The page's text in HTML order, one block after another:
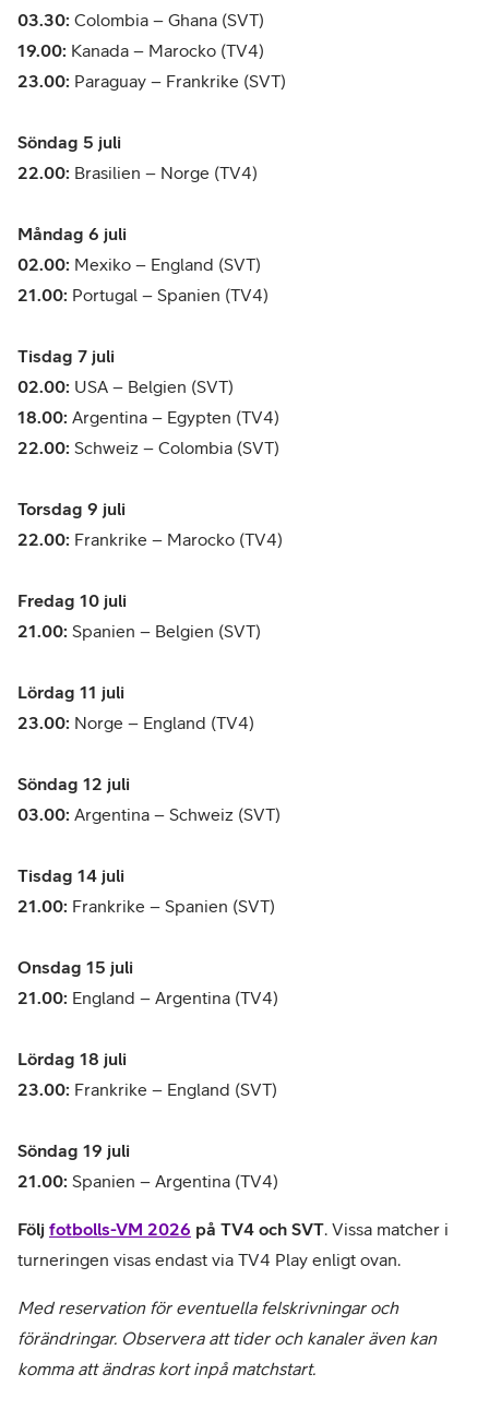
03.30: Colombia – Ghana (SVT)
19.00: Kanada – Marocko (TV4)
23.00: Paraguay – Frankrike (SVT)
Söndag 5 juli
22.00: Brasilien – Norge (TV4)
Måndag 6 juli
02.00: Mexiko – England (SVT)
21.00: Portugal – Spanien (TV4)
Tisdag 7 juli
02.00: USA – Belgien (SVT)
18.00: Argentina – Egypten (TV4)
22.00: Schweiz – Colombia (SVT)
Torsdag 9 juli
22.00: Frankrike – Marocko (TV4)
Fredag 10 juli
21.00: Spanien – Belgien (SVT)
Lördag 11 juli
23.00: Norge – England (TV4)
Söndag 12 juli
03.00: Argentina – Schweiz (SVT)
Tisdag 14 juli
21.00: Frankrike – Spanien (SVT)
Onsdag 15 juli
21.00: England – Argentina (TV4)
Lördag 18 juli
23.00: Frankrike – England (SVT)
Söndag 19 juli
21.00: Spanien – Argentina (TV4)
Följ fotbolls-VM 2026 på TV4 och SVT . Vissa matcher i
turneringen visas endast via TV4 Play enligt ovan.
Med reservation för eventuella felskrivningar och
förändringar. Observera att tider och kanaler även kan
komma att ändras kort inpå matchstart.